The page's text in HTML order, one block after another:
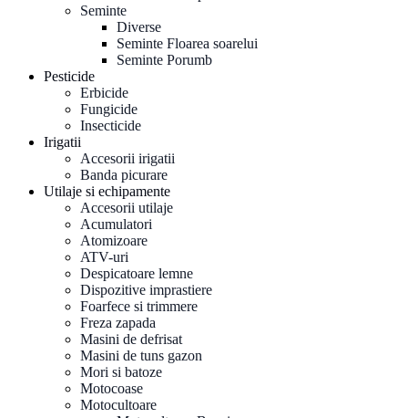
Seminte
Diverse
Seminte Floarea soarelui
Seminte Porumb
Pesticide
Erbicide
Fungicide
Insecticide
Irigatii
Accesorii irigatii
Banda picurare
Utilaje si echipamente
Accesorii utilaje
Acumulatori
Atomizoare
ATV-uri
Despicatoare lemne
Dispozitive imprastiere
Foarfece si trimmere
Freza zapada
Masini de defrisat
Masini de tuns gazon
Mori si batoze
Motocoase
Motocultoare